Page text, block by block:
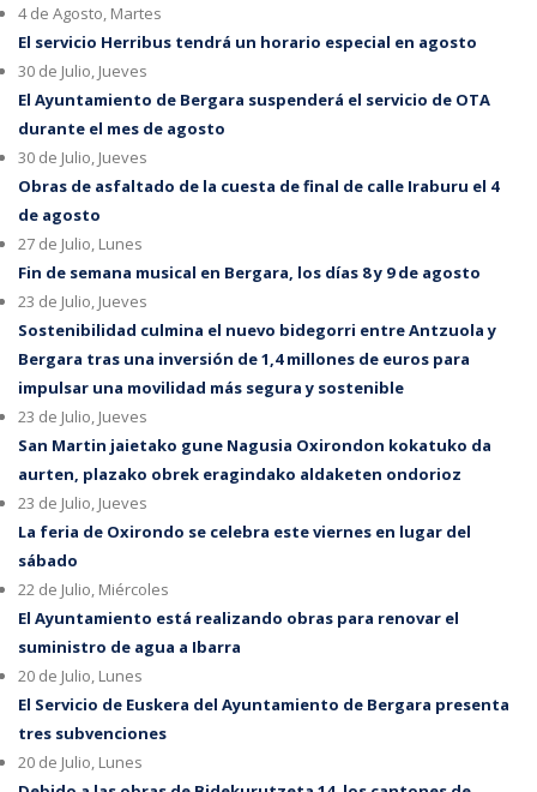
4 de Agosto, Martes
El servicio Herribus tendrá un horario especial en agosto
30 de Julio, Jueves
El Ayuntamiento de Bergara suspenderá el servicio de OTA
durante el mes de agosto
30 de Julio, Jueves
Obras de asfaltado de la cuesta de final de calle Iraburu el 4
de agosto
27 de Julio, Lunes
Fin de semana musical en Bergara, los días 8 y 9 de agosto
23 de Julio, Jueves
Sostenibilidad culmina el nuevo bidegorri entre Antzuola y
Bergara tras una inversión de 1,4 millones de euros para
impulsar una movilidad más segura y sostenible
23 de Julio, Jueves
San Martin jaietako gune Nagusia Oxirondon kokatuko da
aurten, plazako obrek eragindako aldaketen ondorioz
23 de Julio, Jueves
La feria de Oxirondo se celebra este viernes en lugar del
sábado
22 de Julio, Miércoles
El Ayuntamiento está realizando obras para renovar el
suministro de agua a Ibarra
20 de Julio, Lunes
El Servicio de Euskera del Ayuntamiento de Bergara presenta
tres subvenciones
20 de Julio, Lunes